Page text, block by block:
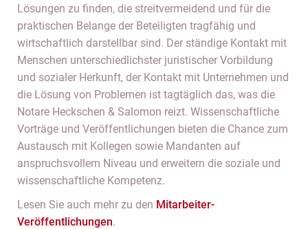
Lösungen zu finden, die streitvermeidend und für die
praktischen Belange der Beteiligten tragfähig und
wirtschaftlich darstellbar sind. Der ständige Kontakt mit
Menschen unterschiedlichster juristischer Vorbildung
und sozialer Herkunft, der Kontakt mit Unternehmen und
die Lösung von Problemen ist tagtäglich das, was die
Notare Heckschen & Salomon reizt. Wissenschaftliche
Vorträge und Veröffentlichungen bieten die Chance zum
Austausch mit Kollegen sowie Mandanten auf
anspruchsvollem Niveau und erweitern die soziale und
wissenschaftliche Kompetenz.
Lesen Sie auch mehr zu den Mitarbeiter-
Veröffentlichungen.